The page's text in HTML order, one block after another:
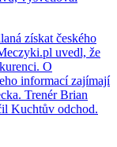
získat českého
uvedl, že
O
informací zajímají
Trenér Brian
Kuchtův odchod.